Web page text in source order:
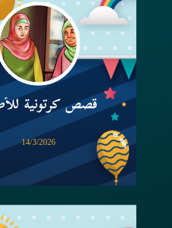
قصص كرتونية
14/3/2026